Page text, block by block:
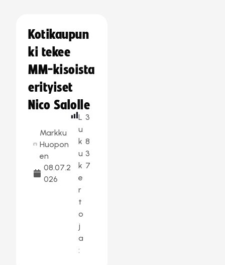
Kotikaupun
ki tekee
MM-kisoista
erityiset
Nico Salolle
Markku
Huopon
en
08.07.2
026
L
u
k
u
k
e
r
t
o
j
a
:
3
8
3
7